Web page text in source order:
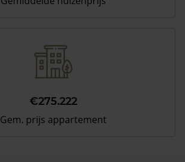
€275.222
Gem. prijs appartement